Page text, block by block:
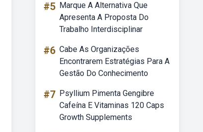
#5 Marque A Alternativa Que
Apresenta A Proposta Do
Trabalho Interdisciplinar
#6 Cabe As Organizações
Encontrarem Estratégias Para A
Gestão Do Conhecimento
#7 Psyllium Pimenta Gengibre
Cafeína E Vitaminas 120 Caps
Growth Supplements